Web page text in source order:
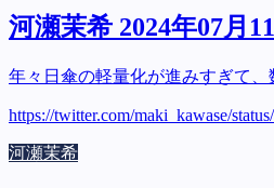
河瀬茉希 2024年07月
年々日傘の軽量化が進みすぎて、
https://twitter.com/maki_kawase/
河瀬茉希